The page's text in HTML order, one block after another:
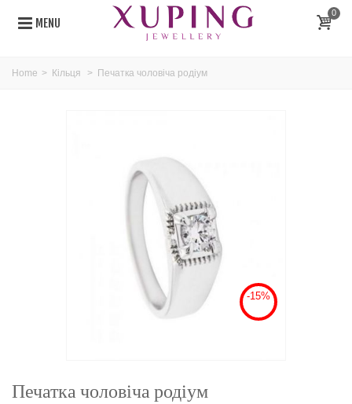
MENU
0
Home > Кільця > Печатка чоловіча родіум
-15%
Печатка чоловіча родіум